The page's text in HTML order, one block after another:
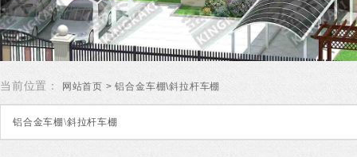
当前位置： 网站首页 > 铝合金车棚\斜拉杆车棚
铝合金车棚\斜拉杆车棚